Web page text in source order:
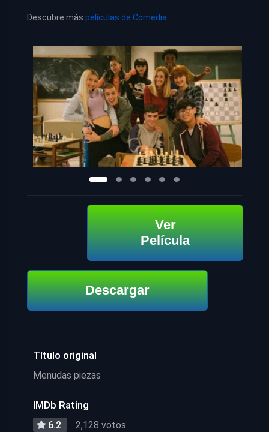
Descubre más películas de Comedia
Ver
Película
Descargar
Título original
Menudas piezas
IMDb Rating
6.2 2,128 votos